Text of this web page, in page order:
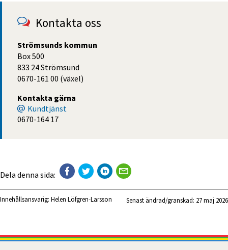
Kontakta oss
Strömsunds kommun
Box 500
833 24 Strömsund
0670-161 00 (växel)
Kontakta gärna
Kundtjänst
0670-164 17
Dela denna sida:
Innehållsansvarig: Helen Löfgren-Larsson Senast ändrad/granskad: 27 maj 2026